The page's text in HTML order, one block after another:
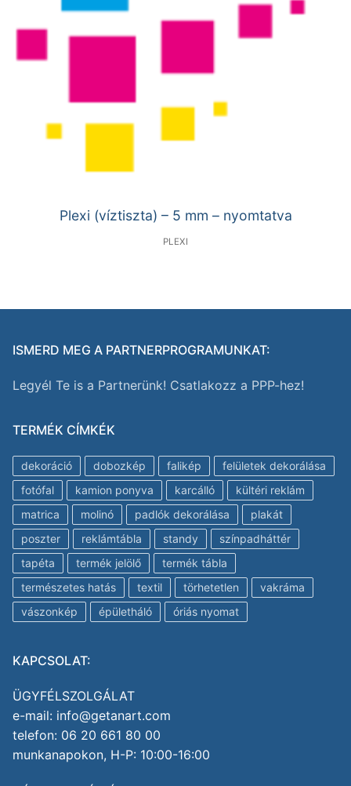
Plexi (víztiszta) – 5 mm – nyomtatva
PLEXI
ISMERD MEG A PARTNERPROGRAMUNKAT:
Legyél Te is a Partnerünk! Csatlakozz a PPP-hez!
TERMÉK CÍMKÉK
dekoráció dobozkép falikép
felületek dekorálása
fotófal
kamion ponyva karcálló
kültéri reklám
matrica
molinó padlók dekorálása
plakát
poszter
reklámtábla standy
színpadháttér
tapéta
termék jelölő
termék tábla
természetes hatás
textil törhetetlen
vakráma
vászonkép
épületháló óriás nyomat
KAPCSOLAT:
ÜGYFÉLSZOLGÁLAT
e-mail: info@getanart.com
telefon: 06 20 661 80 00
munkanapokon, H-P: 10:00-16:00